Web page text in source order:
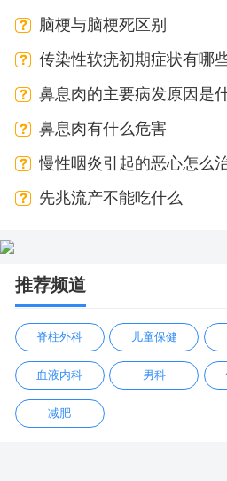
脑梗与脑梗死区别
传染性软疣初期症状有哪
会有疼痛感吗
鼻息肉的主要病发原因是
鼻息肉有什么危害
慢性咽炎引起的恶心怎么
先兆流产不能吃什么
推荐频道
脊柱外科 儿童保健
血液内科 男科
减肥